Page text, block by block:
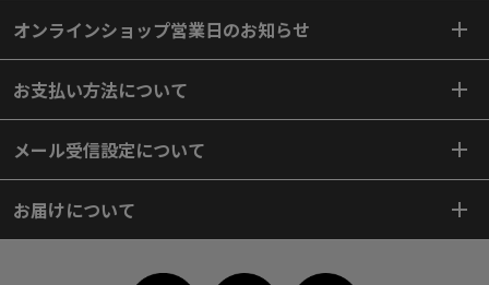
オンラインショップ営業日のお知らせ
お支払い方法について
メール受信設定について
お届けについて